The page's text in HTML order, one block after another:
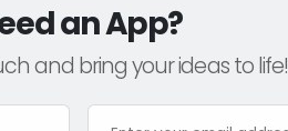
an App?
and bring your ideas to life!